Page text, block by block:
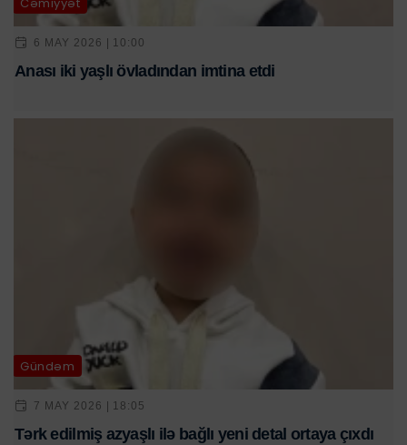
6 MAY 2026 | 10:00
Anası iki yaşlı övladından imtina etdi
Gündəm
7 MAY 2026 | 18:05
Tərk edilmiş azyaşlı ilə bağlı yeni detal ortaya çıxdı